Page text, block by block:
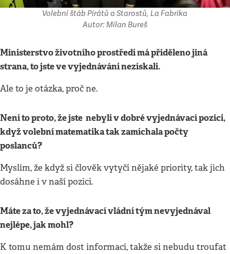
Volební štáb Pirátů a Starostů, La Fabrika
Autor: Milan Bureš
Ministerstvo životního prostředí má přiděleno jiná
strana, to jste ve vyjednávání nezískali.
Ale to je otázka, proč ne.
Není to proto, že jste nebyli v dobré vyjednávací pozici,
když volební matematika tak zamíchala počty
poslanců?
Myslím, že když si člověk vytyčí nějaké priority, tak jich
dosáhne i v naší pozici.
Máte za to, že vyjednávací vládní tým nevyjednával
nejlépe, jak mohl?
K tomu nemám dost informací, takže si nebudu troufat